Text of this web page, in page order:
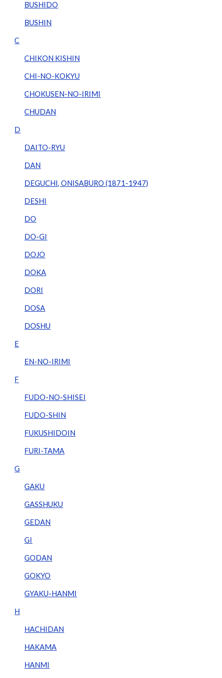
BUSHIDO
BUSHIN
C
CHIKON KISHIN
CHI-NO-KOKYU
CHOKUSEN-NO-IRIMI
CHUDAN
D
DAITO-RYU
DAN
DEGUCHI, ONISABURO (1871-1947)
DESHI
DO
DO-GI
DOJO
DOKA
DORI
DOSA
DOSHU
E
EN-NO-IRIMI
F
FUDO-NO-SHISEI
FUDO-SHIN
FUKUSHIDOIN
FURI-TAMA
G
GAKU
GASSHUKU
GEDAN
GI
GODAN
GOKYO
GYAKU-HANMI
H
HACHIDAN
HAKAMA
HANMI